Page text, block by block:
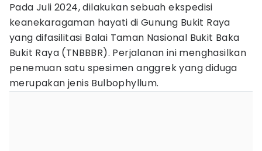
Pada Juli 2024, dilakukan sebuah ekspedisi
keanekaragaman hayati di Gunung Bukit Raya
yang difasilitasi Balai Taman Nasional Bukit Baka
Bukit Raya (TNBBBR). Perjalanan ini menghasilkan
penemuan satu spesimen anggrek yang diduga
merupakan jenis Bulbophyllum.